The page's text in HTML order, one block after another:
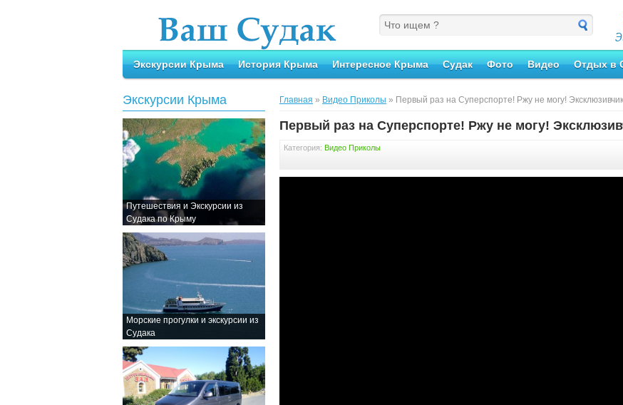
Экскурсии Крыма История Крыма Интересное Крыма Судак Фото Видео Отдых в
Экскурсии Крыма
Путешествия и Экскурсии из
Судака по Крыму
Морские прогулки и экскурсии из
Судака
Главная » Видео Приколы » Первый раз на Суперспорте! Ржу не могу!
Первый раз на Суперспорте! Ржу не могу!
Категория: Видео Приколы